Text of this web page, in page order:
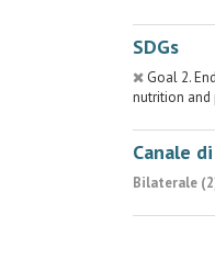
SDGs
Goal 2.
nutrition and
Canale
Bilaterale